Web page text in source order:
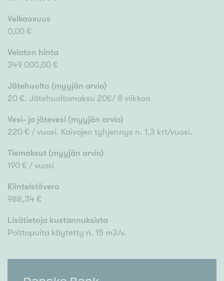
Velkaosuus
0,00 €
Velaton hinta
349 000,00 €
Jätehuolto (myyjän arvio)
20 €. Jätehuoltomaksu 20€/ 8 viikkoa
Vesi- ja jätevesi (myyjän arvio)
220 € / vuosi. Kaivojen tyhjennys n. 1,3 krt/vuosi.
Tiemaksut (myyjän arvio)
190 € / vuosi
Kiinteistövero
988,34 €
Lisätietoja kustannuksista
Polttopuita käytetty n. 15 m3/v.